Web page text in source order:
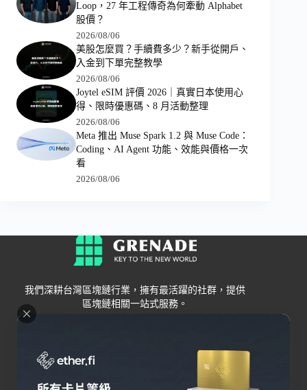
Loop，27 年工程傳奇為何牽動 Alphabet
股價？
2026/08/06
美股怎麼買？手續費多少？新手從開戶、
入金到下單完整教學
2026/08/06
Joytel eSIM 評價 2026｜真實日本使用心
得、限時優惠碼、8 月活動整理
2026/08/06
Meta 推出 Muse Spark 1.2 與 Muse Code：
Coding、AI Agent 功能、效能與價格一次
看
2026/08/06
我們深耕台灣區塊鏈行業，擁有最活躍的社群，提供
區塊鏈相關一站式服務。
Grenade
關於我們
交易所